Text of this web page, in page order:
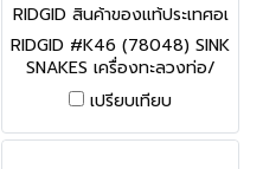
RIDGID สินค้าของแท้ประเทศอเ
มริกา K46 SINK SNAKES
RIDGID #K46 (78048) SINK
SNAKES เครื่องทะลวงท่อ/
เครื่องล้างท่อไร้สาย 18V มือ
อาชีพ +แบตเตอรี่ +แท่นชาร์ท
(ครบชุดพร้อมใช้งาน) หมุนได้
เปรียบเทียบ